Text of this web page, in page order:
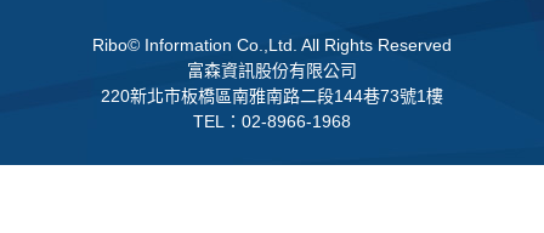
Ribo© Information Co.,Ltd. All Rights Reserved
富森資訊股份有限公司
220新北市板橋區南雅南路二段144巷73號1樓
TEL：02-8966-1968